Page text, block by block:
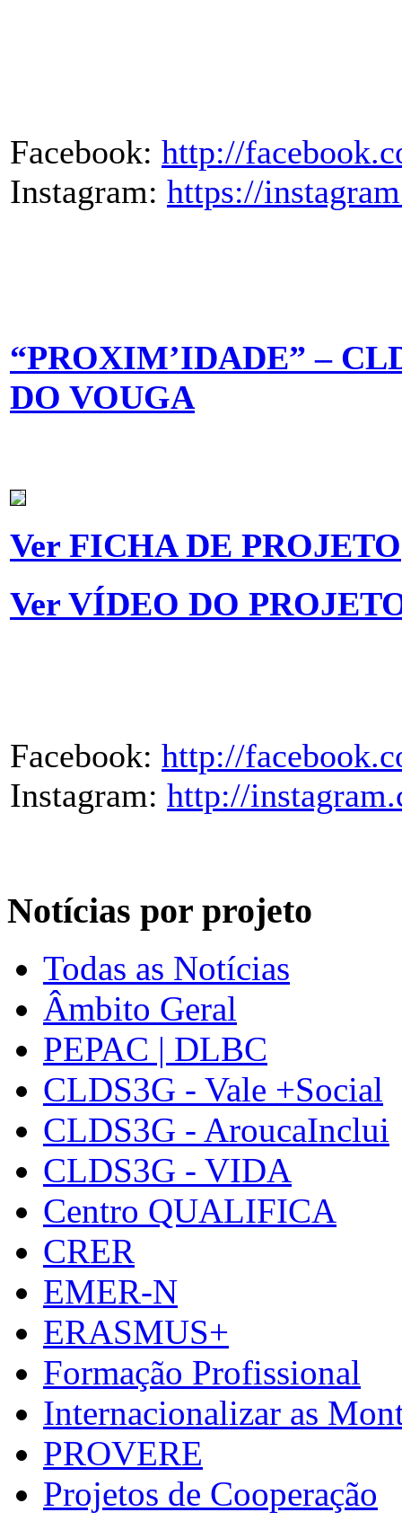
Facebook: http://
Instagram: https://
“PROXIM’IDADE” –
DO VOUGA
Ver FICHA DE PROJETO
Ver VÍDEO DO
Facebook: http://
Instagram: http://
Notícias por projeto
Todas as Notícias
Âmbito Geral
PEPAC | DLBC
CLDS3G - Vale +Social
CLDS3G - AroucaInclui
CLDS3G - VIDA
Centro QUALIFICA
CRER
EMER-N
ERASMUS+
Formação Profissional
Internacionalizar as
PROVERE
Projetos de Cooperação